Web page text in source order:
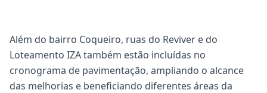
Além do bairro Coqueiro, ruas do Reviver e do
Loteamento IZA também estão incluídas no
cronograma de pavimentação, ampliando o alcance
das melhorias e beneficiando diferentes áreas da